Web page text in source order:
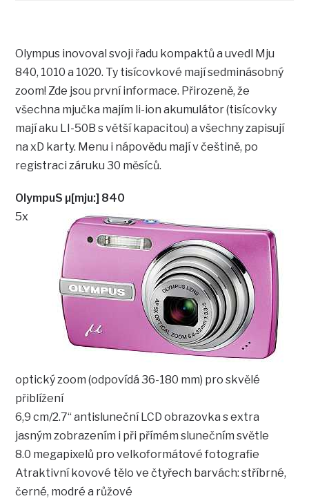
Olympus inovoval svoji řadu kompaktů a uvedl Mju
840, 1010 a 1020. Ty tisícovkové mají sedminásobný
zoom! Zde jsou první informace. Přirozeně, že
všechna mjučka majím li-ion akumulátor (tisícovky
mají aku LI-50B s větší kapacitou) a všechny zapisují
na xD karty. Menu i nápovědu mají v češtině, po
registraci záruku 30 měsíců.
OlympuS µ[mju:] 840
5x
optický zoom (odpovídá 36-180 mm) pro skvělé
přiblížení
6,9 cm/2.7“ antisluneční LCD obrazovka s extra
jasným zobrazením i při přímém slunečním světle
8.0 megapixelů pro velkoformátové fotografie
Atraktivní kovové tělo ve čtyřech barvách: stříbrné,
černé, modré a růžové